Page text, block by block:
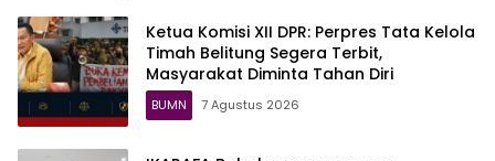
Ketua Komisi XII DPR: Perpres Tata Kelola
Timah Belitung Segera Terbit,
Masyarakat Diminta Tahan Diri
BUMN 7 Agustus 2026